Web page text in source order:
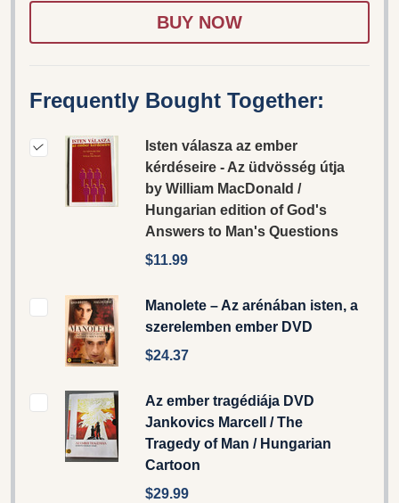
Frequently Bought Together:
Isten válasza az ember
kérdéseire - Az üdvösség útja
by William MacDonald /
Hungarian edition of God's
Answers to Man's Questions
$11.99
Manolete – Az arénában isten, a
szerelemben ember DVD
$24.37
Az ember tragédiája DVD
Jankovics Marcell / The
Tragedy of Man / Hungarian
Cartoon
$29.99